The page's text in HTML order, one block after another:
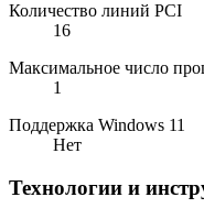
Количество линий PCI
16
Максимальное число
1
Поддержка Windows 11
Нет
Технологии и